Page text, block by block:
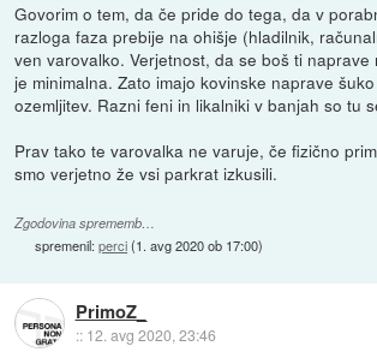
Govorim o tem, da če pride do tega, da v
razloga faza prebije na ohišje (hladilnik,
ven varovalko. Verjetnost, da se boš ti
je minimalna. Zato imajo kovinske naprave
ozemljitev. Razni feni in likalniki v banjah so tu
Prav tako te varovalka ne varuje, če fizično
smo verjetno že vsi parkrat izkusili.
Zgodovina sprememb…
spremenil:perci(1. avg 2020 ob 17:00)
PrimoZ_
:: 12. avg 2020, 23:46